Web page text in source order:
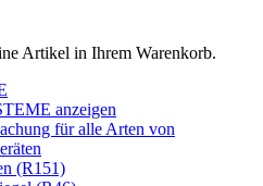
Artikel in Ihrem Warenkorb.
anzeigen
für alle Arten von
(R151)